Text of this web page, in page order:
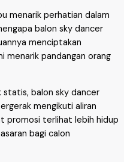
menarik perhatian dalam
balon sky dancer
menciptakan
menarik pandangan orang
statis, balon sky dancer
mengikuti aliran
promosi terlihat lebih hidup
bagi calon